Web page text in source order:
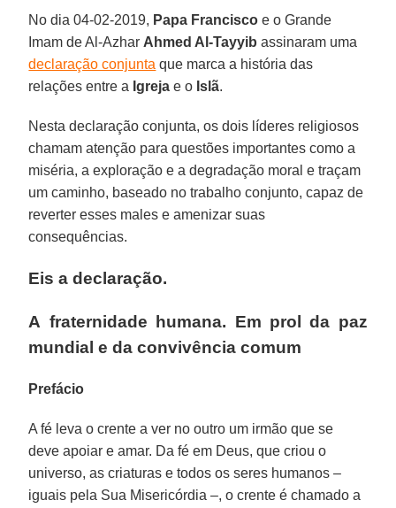
No dia 04-02-2019, Papa Francisco e o Grande
Imam de Al-Azhar Ahmed Al-Tayyib assinaram uma
declaração conjunta que marca a história das
relações entre a Igreja e o Islã.
Nesta declaração conjunta, os dois líderes religiosos
chamam atenção para questões importantes como a
miséria, a exploração e a degradação moral e traçam
um caminho, baseado no trabalho conjunto, capaz de
reverter esses males e amenizar suas
consequências.
Eis a declaração.
A fraternidade humana. Em prol da paz
mundial e da convivência comum
Prefácio
A fé leva o crente a ver no outro um irmão que se
deve apoiar e amar. Da fé em Deus, que criou o
universo, as criaturas e todos os seres humanos –
iguais pela Sua Misericórdia –, o crente é chamado a